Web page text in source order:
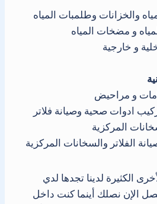
والخزانات وطلمبات المياه
و مضخات المياه
و خارجية
و مراحيض
ادوات صحية وصيانة فلاتر
المركزية
الفلاتر والسخانات المركزية
الكثيرة لدينا تجدها لدي
الإن نصلك أينما كنت داخل